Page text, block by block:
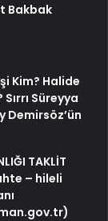
Bakbak
Kim? Halide
Süreyya
Demirsöz’ün
TAKLİT
– hileli